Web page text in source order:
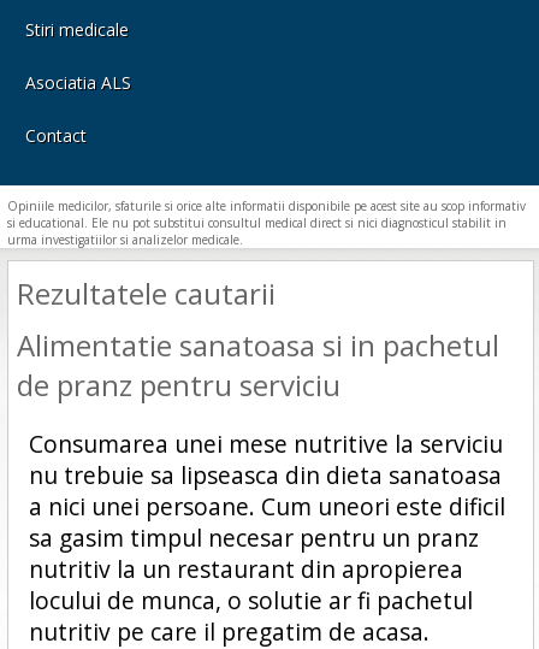
Stiri medicale
Asociatia ALS
Contact
Opiniile medicilor, sfaturile si orice alte informatii disponibile pe acest site au scop informativ
si educational. Ele nu pot substitui consultul medical direct si nici diagnosticul stabilit in
urma investigatiilor si analizelor medicale.
Rezultatele cautarii
Alimentatie sanatoasa si in pachetul
de pranz pentru serviciu
Consumarea unei mese nutritive la serviciu
nu trebuie sa lipseasca din dieta sanatoasa
a nici unei persoane. Cum uneori este dificil
sa gasim timpul necesar pentru un pranz
nutritiv la un restaurant din apropierea
locului de munca, o solutie ar fi pachetul
nutritiv pe care il pregatim de acasa.